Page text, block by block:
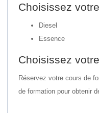
Choisissez
Diesel
Essence
Choisissez
Réservez votre cours de
de formation pour obtenir